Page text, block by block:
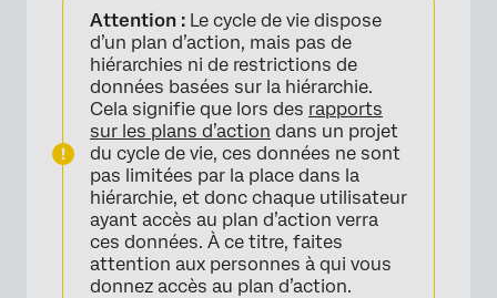
Attention : Le cycle de vie dispose
d’un plan d’action, mais pas de
hiérarchies ni de restrictions de
données basées sur la hiérarchie.
Cela signifie que lors des rapports
sur les plans d’action dans un projet
du cycle de vie, ces données ne sont
pas limitées par la place dans la
hiérarchie, et donc chaque utilisateur
ayant accès au plan d’action verra
ces données. À ce titre, faites
attention aux personnes à qui vous
donnez accès au plan d’action.